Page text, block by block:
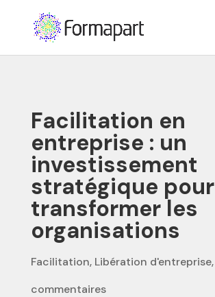
Facilitation en
entreprise : un
investissement
stratégique pour
transformer les
organisations
Facilitation, Libération d'entreprise,
commentaires